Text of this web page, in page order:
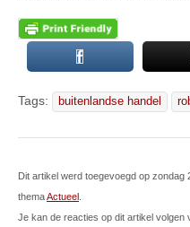
Tags: buitenlandse handel
Dit artikel werd toegevoegd op
themaActueel
Je kan de reacties op dit artikel volgen